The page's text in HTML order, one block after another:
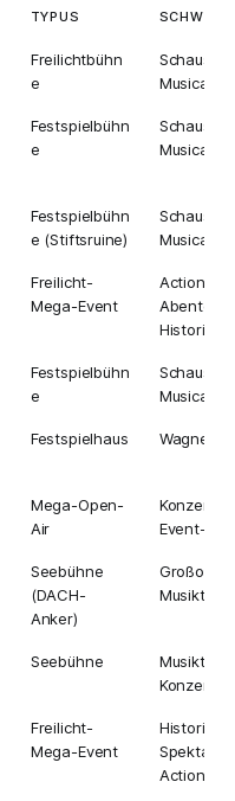
TYPUS
Freilichtbühn
e
Musical
Festspielbühn
e
Musical
Festspielbühn
e (Stiftsruine)
Musical
Freilicht-
Mega-Event
Action,
Historie
Festspielbühn
e
Musical
Festspielhaus Wagner-
Mega-Open-
Air
Konzerte,
Event-
Seebühne
(DACH-
Anker)
Seebühne
Konzert
Freilicht-
Mega-Event
Historien-
Spektakel,
Action